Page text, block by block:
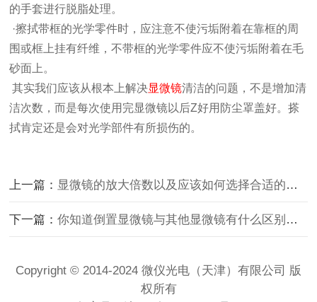
的手套进行脱脂处理。
·擦拭带框的光学零件时，应注意不使污垢附着在靠框的周
围或框上挂有纤维，不带框的光学零件应不使污垢附着在毛
砂面上。
其实我们应该从根本上解决显微镜清洁的问题，不是增加清
洁次数，而是每次使用完显微镜以后Z好用防尘罩盖好。搽
拭肯定还是会对光学部件有所损伤的。
上一篇： 显微镜的放大倍数以及应该如何选择合适的放大倍数的介绍
下一篇：你知道倒置显微镜与其他显微镜有什么区别吗？
Copyright © 2014-2024 微仪光电（天津）有限公司 版
权所有